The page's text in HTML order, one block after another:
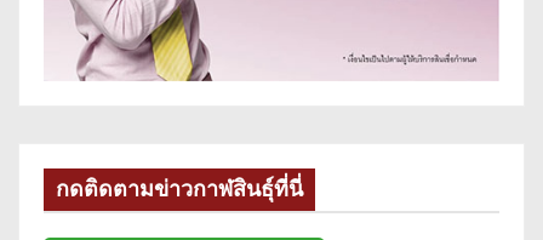
กดติดตามข่าวกาฬสินธุ์ที่นี่